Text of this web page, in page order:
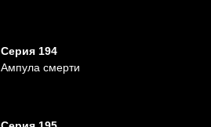
Серия 194
Ампула смерти